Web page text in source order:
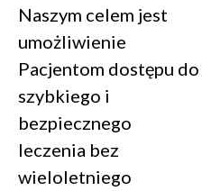
Naszym celem jest
umożliwienie
Pacjentom dostępu do
szybkiego i
bezpiecznego
leczenia bez
wieloletniego